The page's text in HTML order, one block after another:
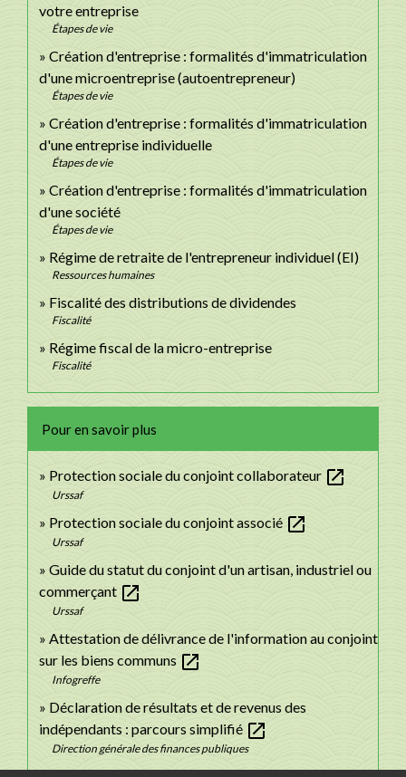
votre entreprise
Étapes de vie
Création d'entreprise : formalités d'immatriculation
d'une microentreprise (autoentrepreneur)
Étapes de vie
Création d'entreprise : formalités d'immatriculation
d'une entreprise individuelle
Étapes de vie
Création d'entreprise : formalités d'immatriculation
d'une société
Étapes de vie
Régime de retraite de l'entrepreneur individuel (EI)
Ressources humaines
Fiscalité des distributions de dividendes
Fiscalité
Régime fiscal de la micro-entreprise
Fiscalité
Pour en savoir plus
Protection sociale du conjoint collaborateur open_in_new
Urssaf
Protection sociale du conjoint associé open_in_new
Urssaf
Guide du statut du conjoint d'un artisan, industriel ou
commerçant open_in_new
Urssaf
Attestation de délivrance de l'information au conjoint
sur les biens communs open_in_new
Infogreffe
Déclaration de résultats et de revenus des
indépendants : parcours simplifié open_in_new
Direction générale des finances publiques